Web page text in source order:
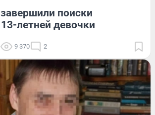
поиски
летней девочки
9 370 2